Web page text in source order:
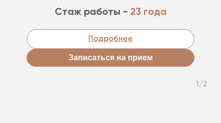
Стаж работы - 23 года
Подробнее
Записаться на прием
1/2